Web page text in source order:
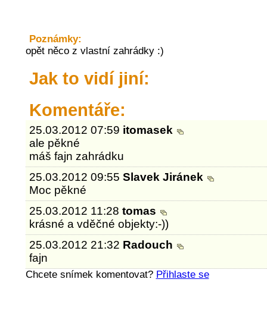
Poznámky:
opět něco z vlastní zahrádky :)
Jak to vidí jiní:
Komentáře:
25.03.2012 07:59 itomasek
ale pěkné
máš fajn zahrádku
25.03.2012 09:55Slavek Jiránek
Moc pěkné
25.03.2012 11:28tomas
krásné a vděčné objekty:-))
25.03.2012 21:32 Radouch
fajn
Chcete snímek komentovat? Přihlaste se